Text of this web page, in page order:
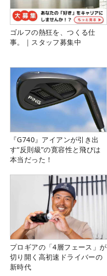
ゴルフの熱狂を、つくる仕
事。｜スタッフ募集中
『G740』アイアンが引き出
す“反則級”の寛容性と飛びは
本当だった！
プロギアの「4層フェース」が
切り開く高初速ドライバーの
新時代